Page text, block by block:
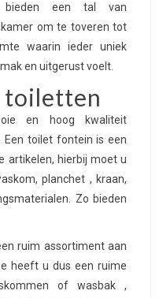
een tal van
om te toveren tot
waarin ieder uniek
en uitgerust voelt.
toiletten
en hoog kwaliteit
toilet fontein is een
artikelen, hierbij moet u
planchet , kraan,
Zo bieden
ruim assortiment aan
heeft u dus een ruime
of wasbak ,